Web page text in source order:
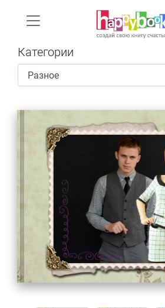
Категории